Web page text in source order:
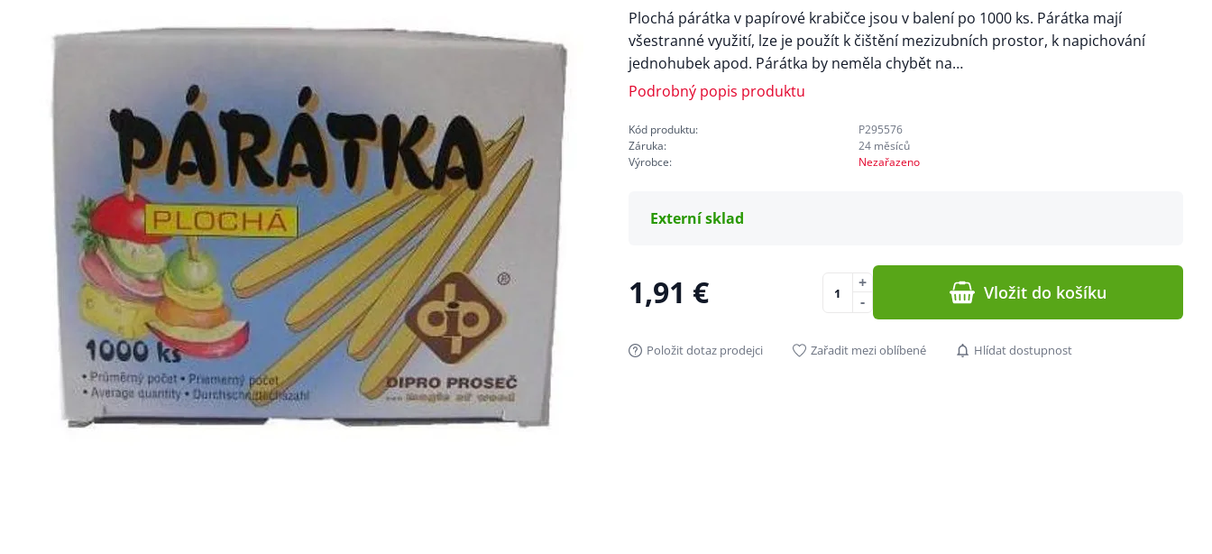
Plochá párátka v papírové krabičce jsou v balení po 1000 ks. Párátka mají
všestranné využití, lze je použít k čištění mezizubních prostor, k napichování
jednohubek apod. Párátka by neměla chybět na…
Podrobný popis produktu
Kód produktu:
P295576
Záruka:
24 měsíců
Výrobce:
Nezařazeno
Externí sklad
1,91 € -
+ Vložit do košíku
Položit dotaz prodejci Zařadit mezi oblíbené Hlídat dostupnost